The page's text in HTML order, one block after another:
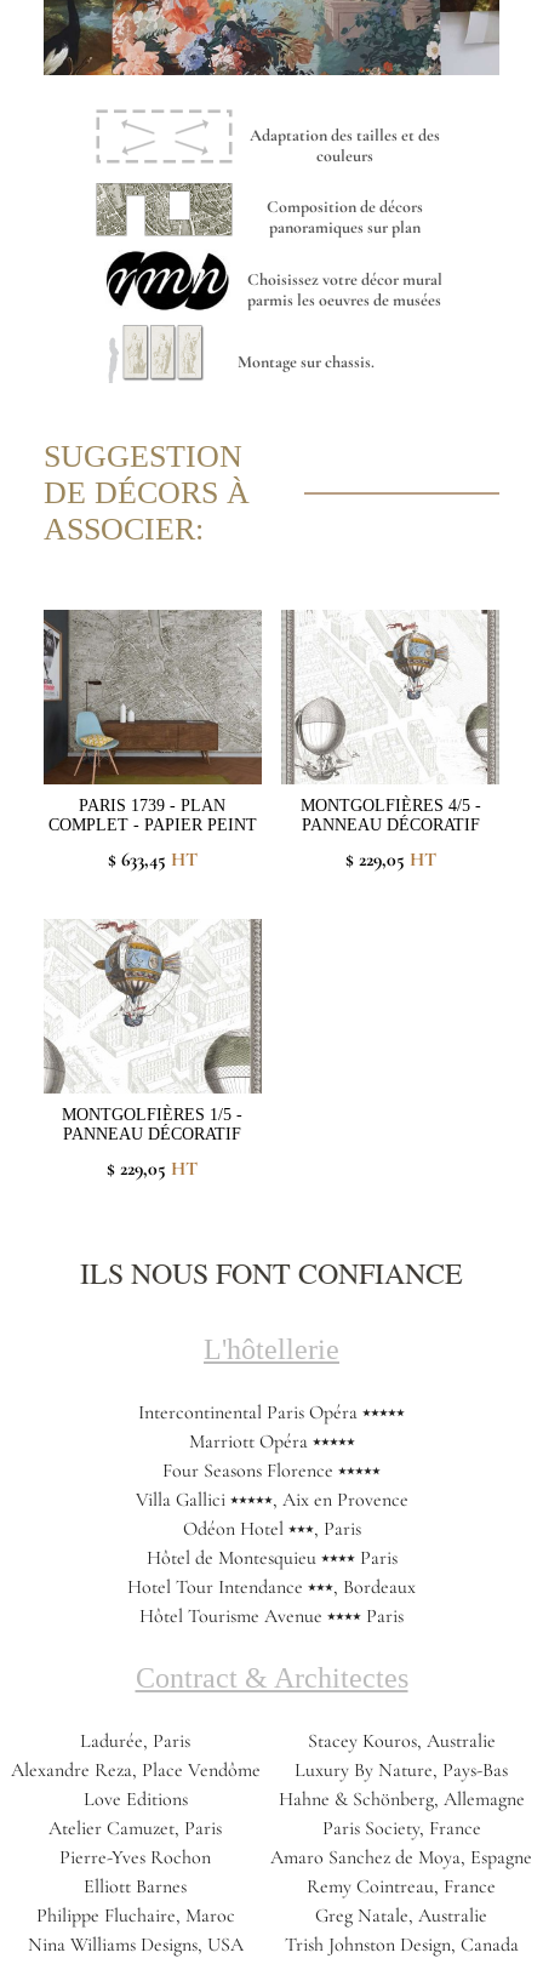
Adaptation des tailles et des
couleurs
Composition de décors
panoramiques sur plan
Choisissez votre décor mural
parmis les oeuvres de musées
Montage sur chassis.
SUGGESTION
DE DÉCORS À
ASSOCIER:
PARIS 1739 - PLAN
COMPLET - PAPIER PEINT
$ 633,45 HT
MONTGOLFIÈRES 4/5 -
PANNEAU DÉCORATIF
$ 229,05 HT
MONTGOLFIÈRES 1/5 -
PANNEAU DÉCORATIF
$ 229,05 HT
ILS NOUS FONT CONFIANCE
L'hôtellerie
Intercontinental Paris Opéra ⭑⭑⭑⭑⭑
Marriott Opéra ⭑⭑⭑⭑⭑
Four Seasons Florence ⭑⭑⭑⭑⭑
Villa Gallici ⭑⭑⭑⭑⭑, Aix en Provence
Odéon Hotel ⭑⭑⭑, Paris
Hôtel de Montesquieu ⭑⭑⭑⭑ Paris
Hotel Tour Intendance ⭑⭑⭑, Bordeaux
Hôtel Tourisme Avenue ⭑⭑⭑⭑ Paris
Contract & Architectes
Ladurée, Paris
Alexandre Reza, Place Vendôme
Love Editions
Atelier Camuzet, Paris
Pierre-Yves Rochon
Elliott Barnes
Philippe Fluchaire, Maroc
Nina Williams Designs, USA
Stacey Kouros, Australie
Luxury By Nature, Pays-Bas
Hahne & Schönberg, Allemagne
Paris Society, France
Amaro Sanchez de Moya, Espagne
Remy Cointreau, France
Greg Natale, Australie
Trish Johnston Design, Canada